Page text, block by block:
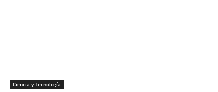
Ciencia y Tecnología